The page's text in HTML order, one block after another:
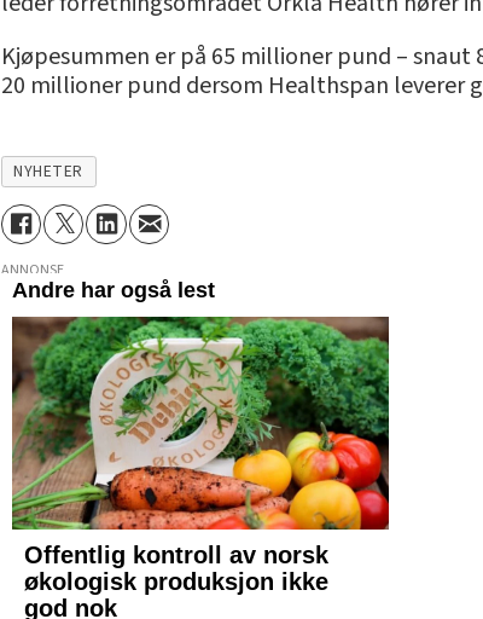
Kjøpesummen er på 65 millioner pund –
20 millioner pund dersom Healthspan leverer
NYHETER
ANNONSE